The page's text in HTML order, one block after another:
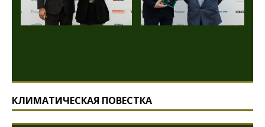
КЛИМАТИЧЕСКАЯ ПОВЕСТКА